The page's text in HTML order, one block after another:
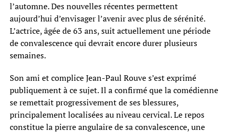
l’automne. Des nouvelles récentes permettent
aujourd’hui d’envisager l’avenir avec plus de sérénité.
L’actrice, âgée de 63 ans, suit actuellement une période
de convalescence qui devrait encore durer plusieurs
semaines.
Son ami et complice Jean-Paul Rouve s’est exprimé
publiquement à ce sujet. Il a confirmé que la comédienne
se remettait progressivement de ses blessures,
principalement localisées au niveau cervical. Le repos
constitue la pierre angulaire de sa convalescence, une